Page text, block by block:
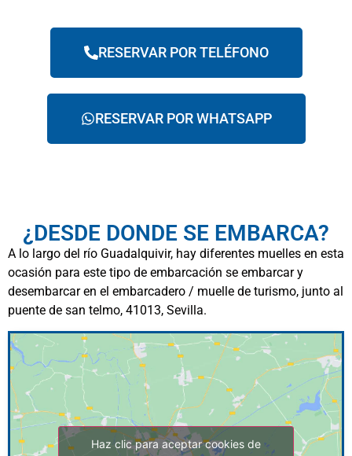
RESERVAR POR TELÉFONO
RESERVAR POR WHATSAPP
¿DESDE DONDE SE EMBARCA?
A lo largo del río Guadalquivir, hay diferentes muelles en esta
ocasión para este tipo de embarcación se embarcar y
desembarcar en el embarcadero / muelle de turismo, junto al
puente de san telmo, 41013, Sevilla.
Haz clic para aceptar cookies de